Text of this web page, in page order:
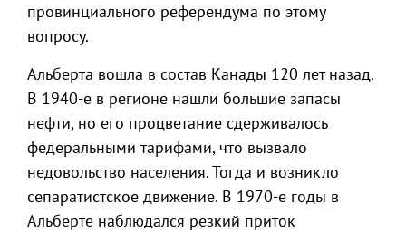
провинциального референдума по этому
вопросу.
Альберта вошла в состав Канады 120 лет назад.
В 1940-е в регионе нашли большие запасы
нефти, но его процветание сдерживалось
федеральными тарифами, что вызвало
недовольство населения. Тогда и возникло
сепаратистское движение. В 1970-е годы в
Альберте наблюдался резкий приток